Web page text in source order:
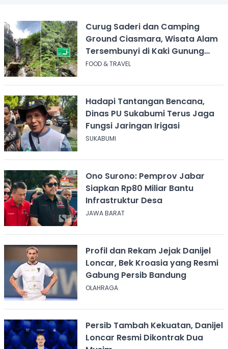
Curug Saderi dan Camping
Ground Ciasmara, Wisata Alam
Tersembunyi di Kaki Gunung
Salak
FOOD & TRAVEL
Hadapi Tantangan Bencana,
Dinas PU Sukabumi Terus Jaga
Fungsi Jaringan Irigasi
SUKABUMI
Ono Surono: Pemprov Jabar
Siapkan Rp80 Miliar Bantu
Infrastruktur Desa
JAWA BARAT
Profil dan Rekam Jejak Danijel
Loncar, Bek Kroasia yang Resmi
Gabung Persib Bandung
OLAHRAGA
Persib Tambah Kekuatan, Danijel
Loncar Resmi Dikontrak Dua